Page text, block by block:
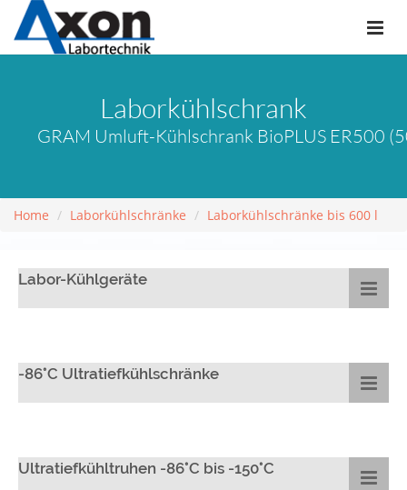
Laborkühlschrank
GRAM Umluft-Kühlschrank BioPLUS ER500
Home Laborkühlschränke Laborkühlschränke bis 600 l
Labor-Kühlgeräte
-86°C Ultratiefkühlschränke
Ultratiefkühltruhen -86°C bis -150°C